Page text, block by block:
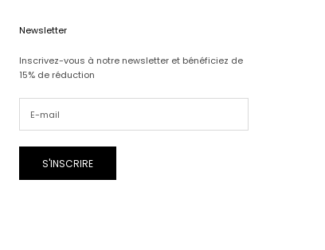
Newsletter
Inscrivez-vous à notre newsletter et bénéficiez de
15% de réduction
S'INSCRIRE